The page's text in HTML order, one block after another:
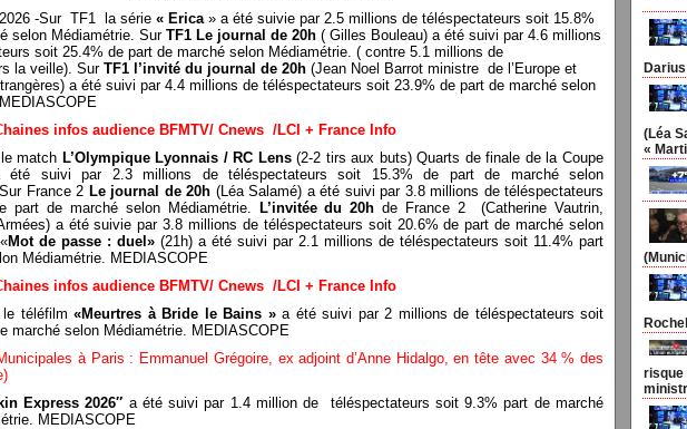
-Sur TF1 la série « Erica » a été suivie par 2.5 millions de téléspectateurs soit 15.8%
selon Médiamétrie. Sur TF1 Le journal de 20h ( Gilles Bouleau) a été suivi par 4.6 millions
soit 25.4% de part de marché selon Médiamétrie. ( contre 5.1 millions de
la veille). SurTF1 l’invité du journal de 20h (Jean Noel Barrot ministre de l’Europe et
a été suivi par 4.4 millions de téléspectateurs soit 23.9% de part de marché selon
haines infos audience BFMTV/ Cnews /LCI + France Info
match L’Olympique Lyonnais / RC Lens(2-2 tirs aux buts) Quarts de finale de la Coupe
été suivi par 2.3 millions de téléspectateurs soit 15.3% de part de marché selon
France 2 Le journal de 20h (Léa Salamé) a été suivi par 3.8 millions de téléspectateurs
part de marché selon Médiamétrie.
L’invitée du 20h de France 2 (Catherine Vautrin,
a été suivie par 3.8 millions de téléspectateurs soit 20.6% de part de marché selon
Mot de passe : duel » (21h) a été suivi par 2.1 millions de téléspectateurs soit 11.4% part
Médiamétrie. MEDIASCOPE
haines infos audience BFMTV/ Cnews /LCI + France Info
le téléfilm«Meurtres à Bride le Bains »a été suivi par 2 millions de téléspectateurs soit
marché selon Médiamétrie. MEDIASCOPE
à Paris : Emmanuel Grégoire, ex adjoint d’Anne Hidalgo, en tête avec 34 % des
Express 2026″ a été suivi par 1.4 million de téléspectateurs soit 9.3% part de marché
MEDIASCOPE
(Léa
«
risque